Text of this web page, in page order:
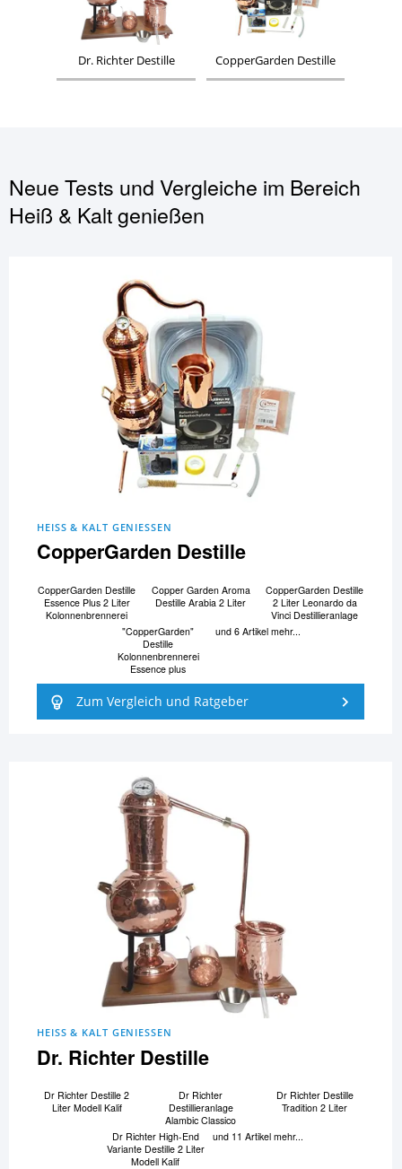
Dr. Richter Destille CopperGarden Destille
Neue Tests und Vergleiche im Bereich
Heiß & Kalt genießen
HEISS & KALT GENIESSEN
CopperGarden Destille
CopperGarden Destille
Essence Plus 2 Liter
Kolonnenbrennerei
Copper Garden Aroma
Destille Arabia 2 Liter
CopperGarden Destille
2 Liter Leonardo da
Vinci Destillieranlage
"CopperGarden"
Destille
Kolonnenbrennerei
Essence plus
und 6 Artikel mehr...
Zum Vergleich und Ratgeber
HEISS & KALT GENIESSEN
Dr. Richter Destille
Dr Richter Destille 2
Liter Modell Kalif
Dr Richter
Destillieranlage
Alambic Classico
Dr Richter Destille
Tradition 2 Liter
Dr Richter High-End
Variante Destille 2 Liter
Modell Kalif
und 11 Artikel mehr...